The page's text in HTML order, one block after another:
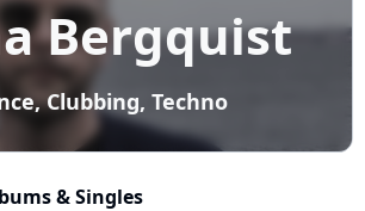
Bergquist
Clubbing, Techno
& Singles